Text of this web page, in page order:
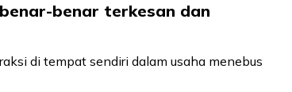
benar terkesan dan
di tempat sendiri dalam usaha menebus